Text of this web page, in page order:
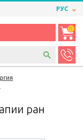
РУС
0
ран